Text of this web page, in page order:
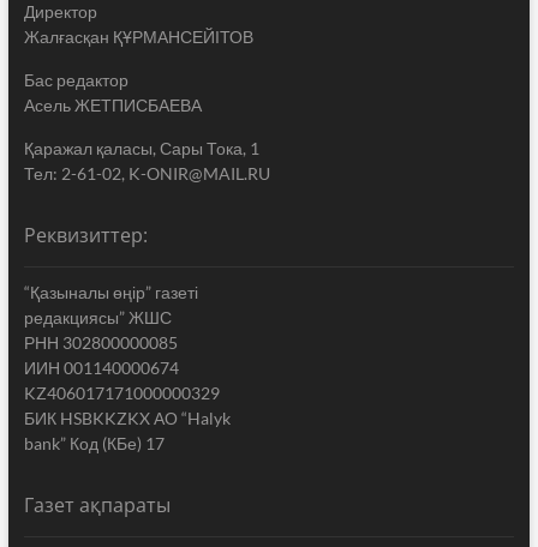
Директор
Жалғасқан ҚҰРМАНСЕЙІТОВ
Бас редактор
Асель ЖЕТПИСБАЕВА
Қаражал қаласы, Сары Тока, 1
Тел: 2-61-02, K-ONIR@MAIL.RU
Реквизиттер:
“Қазыналы өңір” газеті
редакциясы” ЖШС
РНН 302800000085
ИИН 001140000674
KZ406017171000000329
БИК HSBKKZKX АО “Halyk
bank” Код (КБе) 17
Газет ақпараты